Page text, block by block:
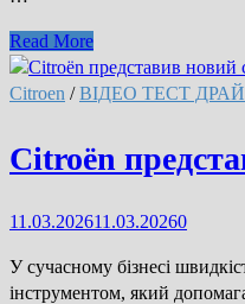
Представлено
новий
Citroen
Aircross
2026
Read More
Citroen /ВІДЕО ТЕСТ
Citroën
11.03.202611.03.20260
У сучасному бізнесі
інструментом, який